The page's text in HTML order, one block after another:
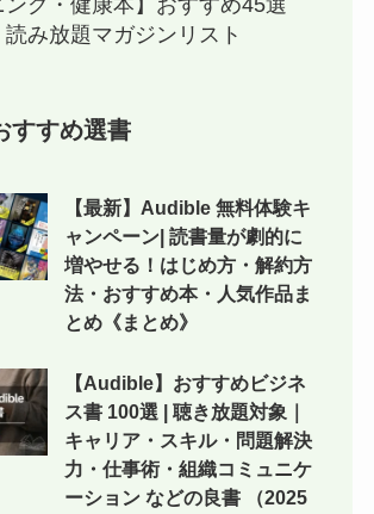
読み放題マガジンリスト
すすめ選書
【最新】Audible 無料体験キ
ャンペーン| 読書量が劇的に
増やせる！はじめ方・解約方
法・おすすめ本・人気作品ま
とめ《まとめ》
【Audible】おすすめビジネ
ス書 100選 | 聴き放題対象｜
キャリア・スキル・問題解決
力・仕事術・組織コミュニケ
ーション などの良書 （2025